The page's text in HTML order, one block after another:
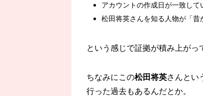
アカウントの作成日が一致して
松田将英さんを知る人物が「昔
という感じで証拠が積み上がっ
ちなみにこの松田将英さんとい
行った過去もあるんだとか。